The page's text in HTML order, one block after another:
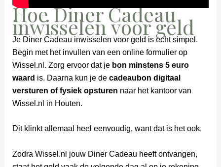
Hoe Diner Cadeau
inwisselen voor geld
Je Diner Cadeau inwisselen voor geld is echt simpel.
Begin met het invullen van een online formulier op
Wissel.nl. Zorg ervoor dat je bon minstens 5 euro
waard is. Daarna kun je de cadeaubon digitaal
versturen of fysiek opsturen naar het kantoor van
Wissel.nl in Houten.
Dit klinkt allemaal heel eenvoudig, want dat is het ook.
Zodra Wissel.nl jouw Diner Cadeau heeft ontvangen,